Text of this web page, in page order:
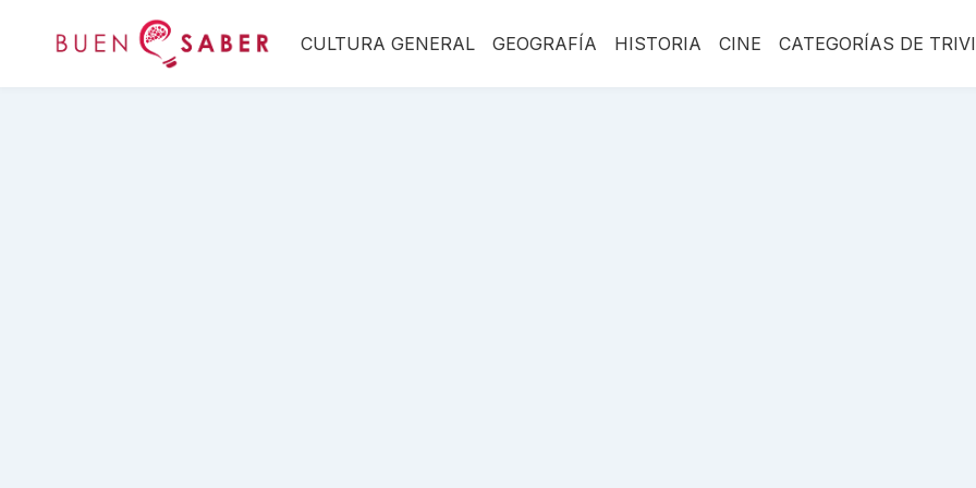
CULTURA GENERAL GEOGRAFÍA HISTORIA CINE CATEGORÍAS DE